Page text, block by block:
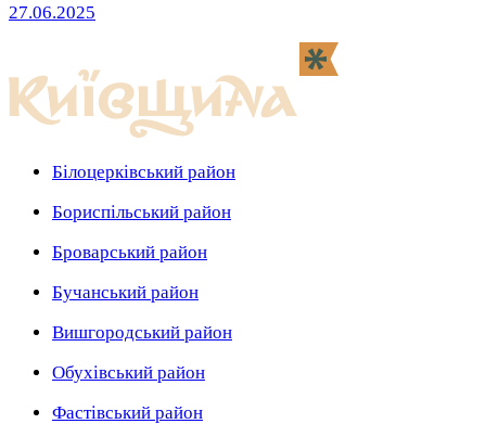
27.06.2025
Білоцерківський район
Бориспільський район
Броварський район
Бучанський район
Вишгородський район
Обухівський район
Фастівський район